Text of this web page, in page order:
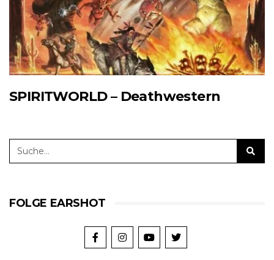
SPIRITWORLD – Deathwestern
FOLGE EARSHOT